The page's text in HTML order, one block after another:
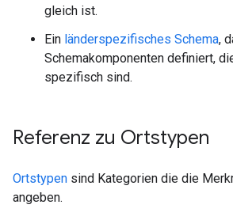
gleich ist.
Ein länderspezifisches Schema,
Schemakomponenten definiert,
spezifisch sind.
Referenz zu Ortstypen
Ortstypen sind Kategorien die die
angeben.